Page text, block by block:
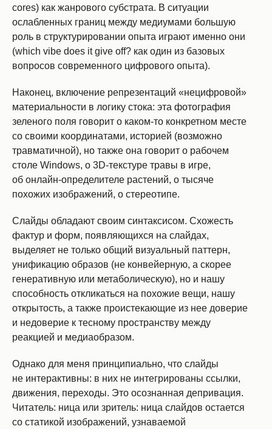
cores) как жанрового субстрата. В ситуации
ослабленных границ между медиумами большую
роль в структурировании опыта играют именно они
(which vibe does it give off? как один из базовых
вопросов современного цифрового опыта).
Наконец, включение репрезентаций «нецифровой»
материальности в логику стока: эта фотография
зеленого поля говорит о каком-то конкретном месте
со своими координатами, историей (возможно
травматичной), но также она говорит о рабочем
столе Windows, о 3D-текстуре травы в игре,
об онлайн-определителе растений, о тысяче
похожих изображений, о стереотипе.
Слайды обладают своим синтаксисом. Схожесть
фактур и форм, появляющихся на слайдах,
выделяет не только общий визуальный паттерн,
унификацию образов (не конвейерную, а скорее
генеративную или метаболическую), но и нашу
способность откликаться на похожие вещи, нашу
открытость, а также проистекающие из нее доверие
и недоверие к тесному пространству между
реакцией и медиаобразом.
Однако для меня принципиально, что слайды
не интерактивны: в них не интегрированы ссылки,
движения, переходы. Это осознанная депривация.
Читатель: ница или зритель: ница слайдов остается
со статикой изображений, узнаваемой